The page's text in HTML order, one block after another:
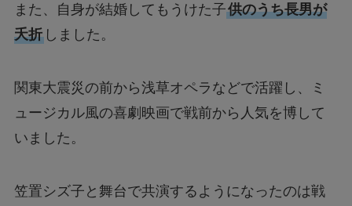
また、自身が結婚してもうけた子供のうち長男が
夭折しました。
関東大震災の前から浅草オペラなどで活躍し、ミ
ュージカル風の喜劇映画で戦前から人気を博して
いました。
笠置シズ子と舞台で共演するようになったのは戦